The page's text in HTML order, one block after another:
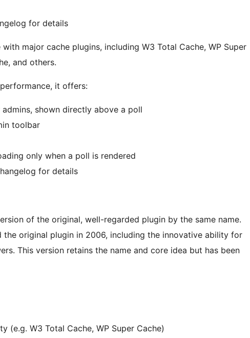
for details
major cache plugins, including W3 Total Cache, WP Super
and others.
it offers:
shown directly above a poll
toolbar
only when a poll is rendered
for details
of the original, well-regarded plugin by the same name.
the original plugin in 2006, including the innovative ability for
This version retains the name and core idea but has been
(e.g. W3 Total Cache, WP Super Cache)